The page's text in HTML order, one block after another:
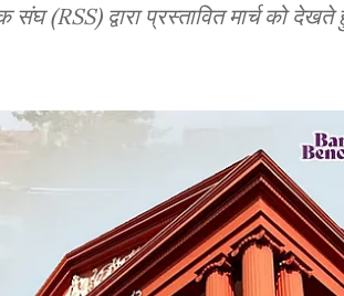
(RSS) द्वारा प्रस्तावित मार्च को देखते